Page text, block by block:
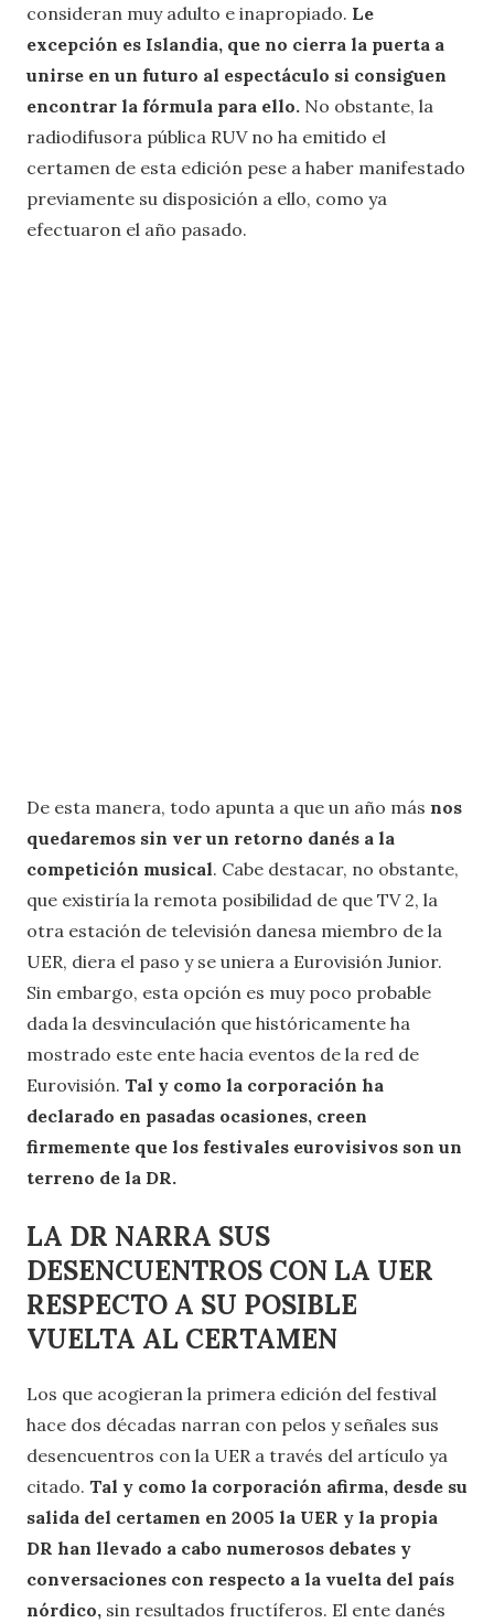
consideran muy adulto e inapropiado. Le
excepción es Islandia, que no cierra la puerta a
unirse en un futuro al espectáculo si consiguen
encontrar la fórmula para ello. No obstante, la
radiodifusora pública RUV no ha emitido el
certamen de esta edición pese a haber manifestado
previamente su disposición a ello, como ya
efectuaron el año pasado.
De esta manera, todo apunta a que un año más nos
quedaremos sin ver un retorno danés a la
competición musical. Cabe destacar, no obstante,
que existiría la remota posibilidad de que TV 2, la
otra estación de televisión danesa miembro de la
UER, diera el paso y se uniera a Eurovisión Junior.
Sin embargo, esta opción es muy poco probable
dada la desvinculación que históricamente ha
mostrado este ente hacia eventos de la red de
Eurovisión. Tal y como la corporación ha
declarado en pasadas ocasiones, creen
firmemente que los festivales eurovisivos son un
terreno de la DR.
LA DR NARRA SUS
DESENCUENTROS CON LA UER
RESPECTO A SU POSIBLE
VUELTA AL CERTAMEN
Los que acogieran la primera edición del festival
hace dos décadas narran con pelos y señales sus
desencuentros con la UER a través del artículo ya
citado. Tal y como la corporación afirma, desde su
salida del certamen en 2005 la UER y la propia
DR han llevado a cabo numerosos debates y
conversaciones con respecto a la vuelta del país
nórdico, sin resultados fructíferos. El ente danés